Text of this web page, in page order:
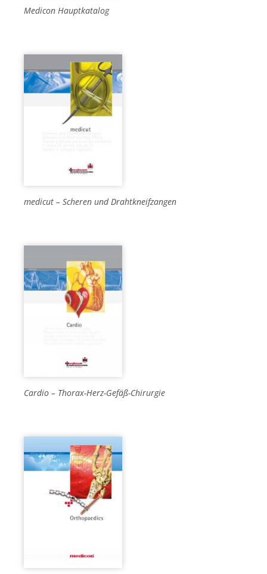
Medicon Hauptkatalog
medicut – Scheren und Drahtkneifzangen
Cardio – Thorax-Herz-Gefäß-Chirurgie